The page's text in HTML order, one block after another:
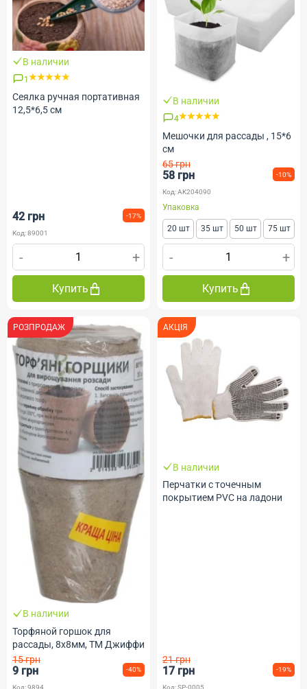
В наличии
1
Сеялка ручная портативная
12,5*6,5 см
42 грн -17%
Код: 89001
- +
Купить
В наличии
4
Мешочки для рассады , 15*6
см
65 грн
58 грн -10%
Код: AK204090
Упаковка
20 шт 35 шт 50 шт 75 шт
- +
Купить
РОЗПРОДАЖ
В наличии
Торфяной горшок для
рассады, 8х8мм, ТМ Джиффи
15 грн
9 грн -40%
Код: 9894
АКЦІЯ
В наличии
Перчатки с точечным
покрытием PVC на ладони
21 грн
17 грн -19%
Код: SP-0005